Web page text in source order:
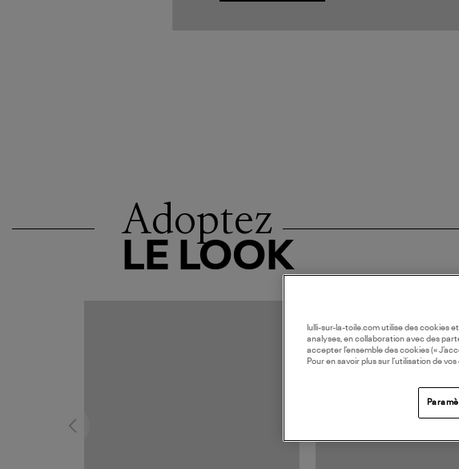
Adoptez
LE LOOK
lulli-sur-la-toile.com utilise des cookies
analyses, en collaboration avec des
accepter l’ensemble des cookies («
Pour en savoir plus sur l’utilisation de